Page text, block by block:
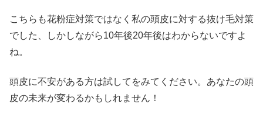
こちらも花粉症対策ではなく私の頭皮に対する抜け毛対策
でした、しかしながら10年後20年後はわからないですよ
ね。
頭皮に不安がある方は試してをみてください。あなたの頭
皮の未来が変わるかもしれません！